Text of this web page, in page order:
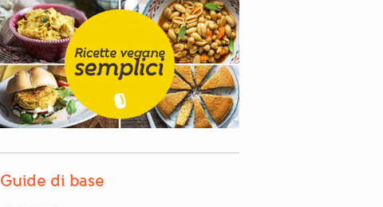
Guide di base